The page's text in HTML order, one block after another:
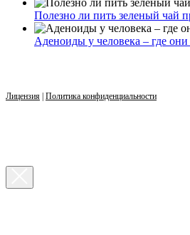
Полезно ли пить зеленый чай
Аденоиды у человека – где они
Лицензия | Политика конфиденциальности